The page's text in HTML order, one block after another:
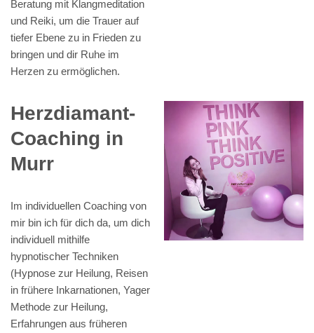
Beratung mit Klangmeditation
und Reiki, um die Trauer auf
tiefer Ebene zu in Frieden zu
bringen und dir Ruhe im
Herzen zu ermöglichen.
Herzdiamant-
Coaching in
Murr
Im individuellen Coaching von
mir bin ich für dich da, um dich
individuell mithilfe
hypnotischer Techniken
(Hypnose zur Heilung, Reisen
in frühere Inkarnationen, Yager
Methode zur Heilung,
Erfahrungen aus früheren